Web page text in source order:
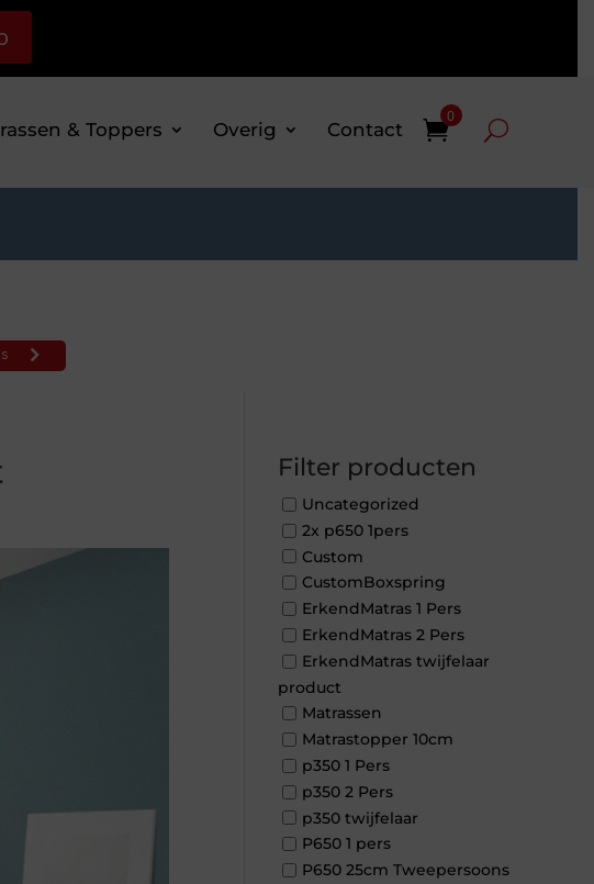
& Toppers Overig Contact
0
Filter producten
Uncategorized
2x p650 1pers
Custom
CustomBoxspring
ErkendMatras 1 Pers
ErkendMatras 2 Pers
ErkendMatras twijfelaar
product
Matrassen
Matrastopper 10cm
p350 1 Pers
p350 2 Pers
p350 twijfelaar
P650 1 pers
P650 25cm Tweepersoons